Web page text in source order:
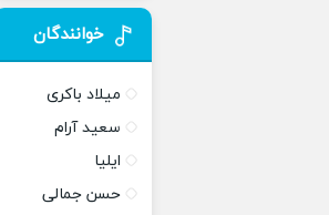
خوانندگان
میلاد باکری
سعید آرام
ایلیا
حسن جمالی